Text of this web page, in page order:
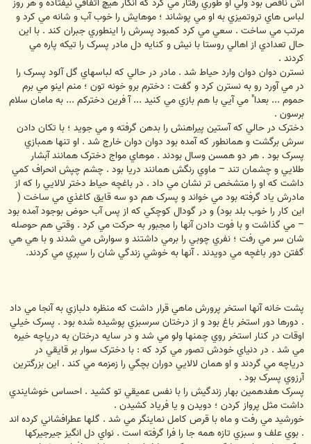
اش ناقص بود ولي او طوري رفتار مي کرد که انگار هيچ اتفاقي نيفتاده و هر روز
لباس هاي تروتميزي به او مي پوشاند ؛ موهايش را خوب آب و شانه مي کرد و
مرتب مي ساخت . سعي مي کرد کمبود پسرش را اينطوري جبران کند . با اين
حال تعدادي از اهالي روستا با نيش و کنايه دل مادر پسرک را تيکه پاره مي
کردند .
نسترن دوان دوان وارد حياط شد . مادر در حالي که لباسهاي گل آلود پسرک را
در مي آورد رو به نسترن کرد و گفت : دخترم برو خونه تون ؛ منم اينو مي برم
حموم ... بعدا" مي آيي با هم بازي مي کنيد ... آ فرين دخترکم ... به مامان سلام
برسون .
دخترک در حالي که آستين پيراهنش را بدهن گرفته و مي جويد ؛ با تکان دادن
سرش برگشت و همانطور که آمده بود دوان دوان خارج شد . او تنها همبازي
پسرک بود . هر دو همسن وسال بودند . موهاي مواج دخترک همانند آبشار
طلايي و چشمان تند – ماوي رنگش همانند دريا بود . چشم چپش انحراف کمي
داشت که او را متشخص تر نشان مي داد . در باغچه حياط دختر لالايي را که از
مادرش ياد گرفته بود مي خواند و پسرک هم دو سه قايق کاغذي مي ساخت (
اين کار را خوب بلد بود) و در گودال کوچکي که از پس آب حوض بوجود آمده بود
– مي گذاشت و با فوت دادن آنها را مجبور به حرکت مي کرد . وقتي هم حوصله
شان سر مي رفت ؛ نفري چوبي را برمي داشتند و سوارش مي شدند و با هي هي
گفتن دور باغچه مي دويدند . آنها به خوشي زندگي شان را سپري مي کردند.
پشت خانه آنها استخر پرورش ماهي قرار داشت که منظره دلبازي به آنجا مي داد
. دورها دور استخر باغ بود و از درختان سرسبزي پوشيده شده بود . پسرک خيلي
اوقات در کنار استخر روي چمنها ولو مي شد و در سايه درختان به درياچه خيره
مي شد . در دنياي خودش تصور مي کرد که : با دخترک سوار بر قايقي در
درياچه مي گردند و او همان لالايي دوران بچگي را زمزمه مي کند . اين بزرگترين
آرزوي پسرک بود .
پسرک هفدهمين بهار زندگيش را با نفس عميقي تو کشيد . احساس خوشايندي
داشت مثل پرواز کردن ؛ دويدن و يا فرياد کشيدن .
خورشيد مي رفت و ماه با قرص کامل نماينگر مي شد . گلها عطرافشاني کرده اند
. بوي علف و سبزي تازه همه جا را فرا گرفته است . نواي دل انگيز جيرجيرکها